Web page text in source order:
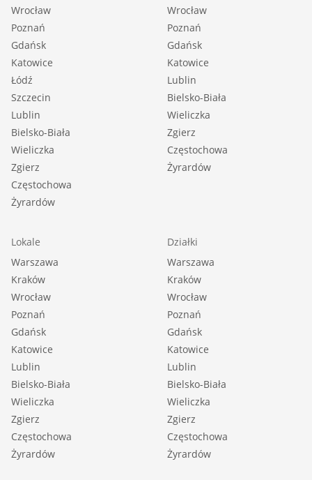
Wrocław
Poznań
Gdańsk
Katowice
Łódź
Szczecin
Lublin
Bielsko-Biała
Wieliczka
Zgierz
Częstochowa
Żyrardów
Wrocław
Poznań
Gdańsk
Katowice
Lublin
Bielsko-Biała
Wieliczka
Zgierz
Częstochowa
Żyrardów
Lokale
Warszawa
Kraków
Wrocław
Poznań
Gdańsk
Katowice
Lublin
Bielsko-Biała
Wieliczka
Zgierz
Częstochowa
Żyrardów
Działki
Warszawa
Kraków
Wrocław
Poznań
Gdańsk
Katowice
Lublin
Bielsko-Biała
Wieliczka
Zgierz
Częstochowa
Żyrardów